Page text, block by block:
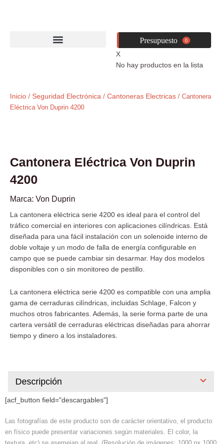
0
X
No hay productos en la lista
Inicio / Seguridad Electrónica / Cantoneras Electricas / Cantonera
Eléctrica Von Duprin 4200
Cantonera Eléctrica Von Duprin
4200
Marca: Von Duprin
La cantonera eléctrica serie 4200 es ideal para el control del
tráfico comercial en interiores con aplicaciones cilíndricas. Está
diseñada para una fácil instalación con un solenoide interno de
doble voltaje y un modo de falla de energía configurable en
campo que se puede cambiar sin desarmar. Hay dos modelos
disponibles con o sin monitoreo de pestillo.
La cantonera eléctrica serie 4200 es compatible con una amplia
gama de cerraduras cilíndricas, incluidas Schlage, Falcon y
muchos otros fabricantes. Además, la serie forma parte de una
cartera versátil de cerraduras eléctricas diseñadas para ahorrar
tiempo y dinero a los instaladores.
Descripción
[acf_button field="descargables"]
Las fotografías de este producto son de carácter orientativo, el producto
en físico puede presentar variaciones según materiales. El color, la